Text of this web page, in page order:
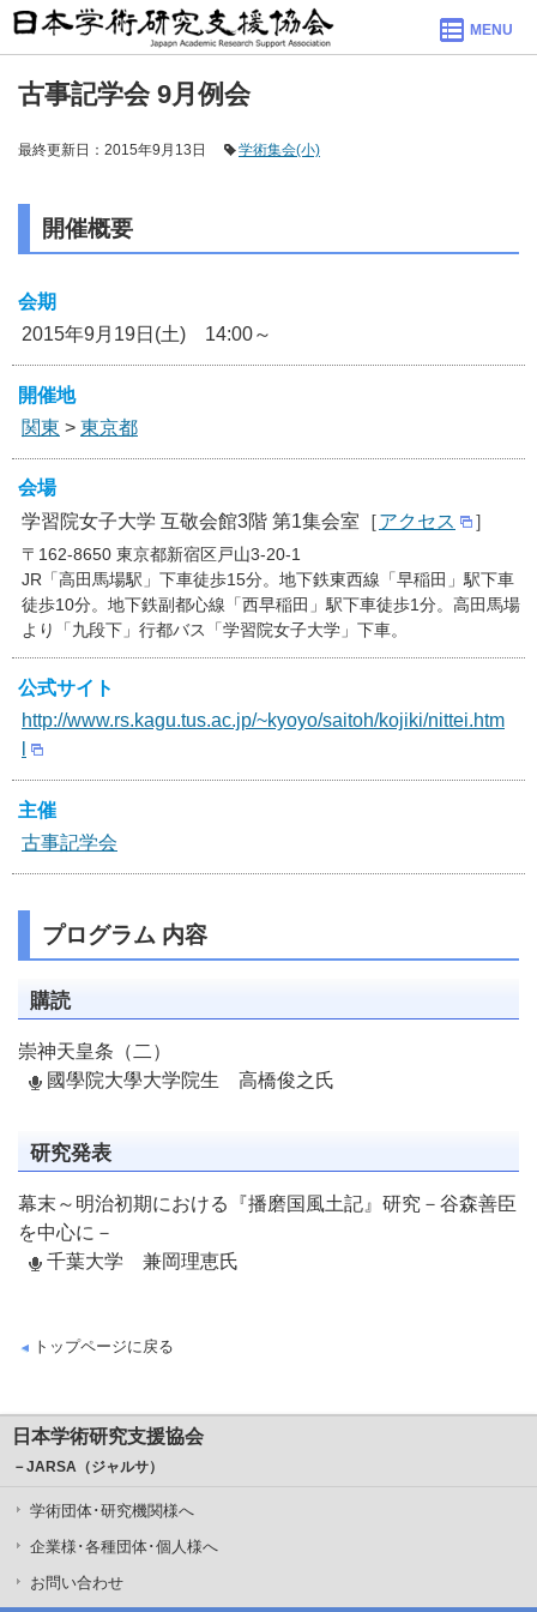
MENU
古事記学会 9月例会
最終更新日：2015年9月13日 学術集会(小)
開催概要
会期
2015年9月19日(土) 14:00～
開催地
関東 > 東京都
会場
学習院女子大学 互敬会館3階 第1集会室［アクセス ］
〒162-8650 東京都新宿区戸山3-20-1
JR「高田馬場駅」下車徒歩15分。地下鉄東西線「早稲田」駅下車
徒歩10分。地下鉄副都心線「西早稲田」駅下車徒歩1分。高田馬場
より「九段下」行都バス「学習院女子大学」下車。
公式サイト
http://www.rs.kagu.tus.ac.jp/~kyoyo/saitoh/kojiki/nittei.htm
主催
古事記学会
プログラム 内容
購読
崇神天皇条（二）
國學院大學大学院生 高橋俊之氏
研究発表
幕末～明治初期における『播磨国風土記』研究－谷森善臣
を中心に－
千葉大学 兼岡理恵氏
トップページに戻る
日本学術研究支援協会
－JARSA（ジャルサ）
学術団体･研究機関様へ
企業様･各種団体･個人様へ
お問い合わせ